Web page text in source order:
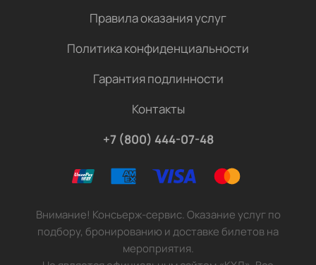
Правила оказания услуг
Политика конфиденциальности
Гарантия подлинности
Контакты
+7 (800) 444-07-48
Внимание! Консьерж-сервис. Оказание услуг по
подбору, бронированию и доставке билетов на
мероприятия.